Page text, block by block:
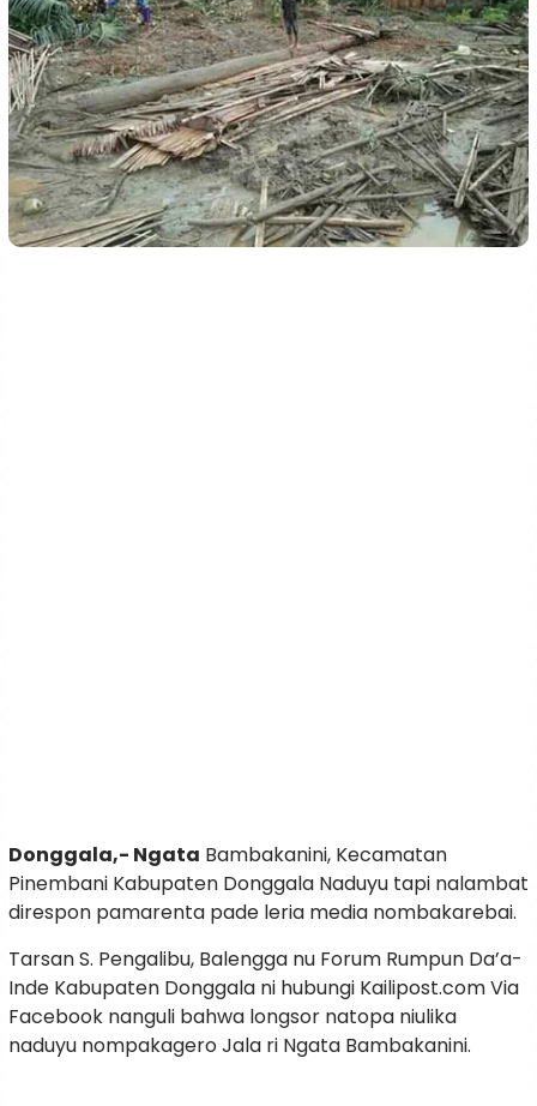
Donggala,- Ngata Bambakanini, Kecamatan
Pinembani Kabupaten Donggala Naduyu tapi nalambat
direspon pamarenta pade leria media nombakarebai.
Tarsan S. Pengalibu, Balengga nu Forum Rumpun Da’a-
Inde Kabupaten Donggala ni hubungi Kailipost.com Via
Facebook nanguli bahwa longsor natopa niulika
naduyu nompakagero Jala ri Ngata Bambakanini.